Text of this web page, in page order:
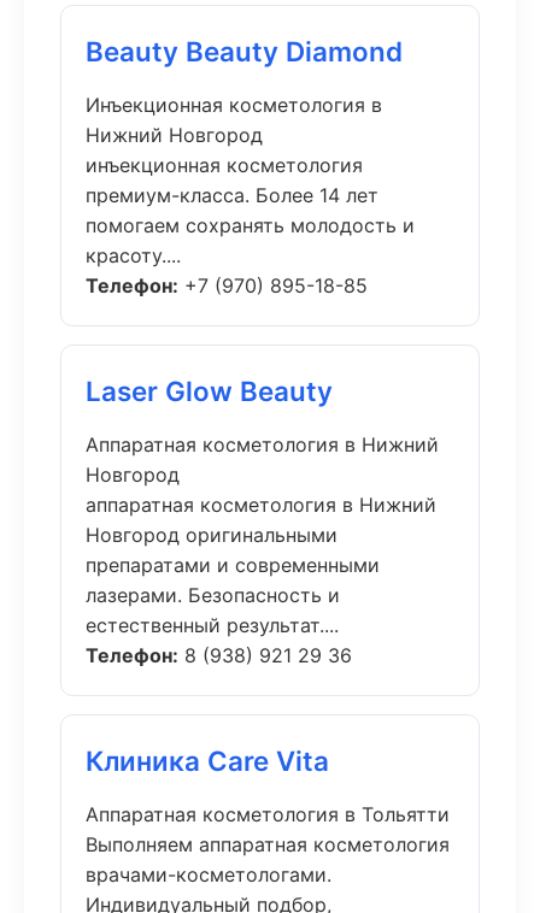
Beauty Beauty Diamond
Инъекционная косметология в
Нижний Новгород
инъекционная косметология
премиум-класса. Более 14 лет
помогаем сохранять молодость и
красоту....
Телефон: +7 (970) 895-18-85
Laser Glow Beauty
Аппаратная косметология в Нижний
Новгород
аппаратная косметология в Нижний
Новгород оригинальными
препаратами и современными
лазерами. Безопасность и
естественный результат....
Телефон: 8 (938) 921 29 36
Клиника Care Vita
Аппаратная косметология в Тольятти
Выполняем аппаратная косметология
врачами-косметологами.
Индивидуальный подбор,